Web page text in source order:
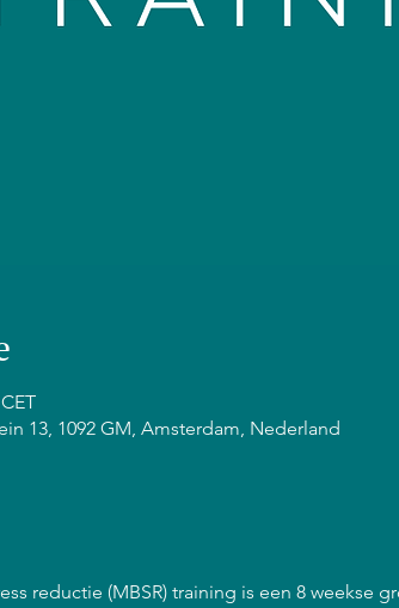
13, 1092 GM, Amsterdam, Nederland
reductie (MBSR) training is een 8 weekse